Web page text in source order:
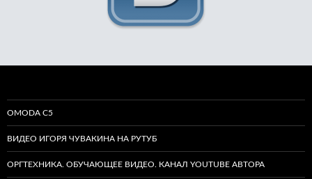
OMODA C5
ВИДЕО ИГОРЯ ЧУВАКИНА НА РУТУБ
ОРГТЕХНИКА. ОБУЧАЮЩЕЕ ВИДЕО. КАНАЛ YOUTUBE АВТОРА